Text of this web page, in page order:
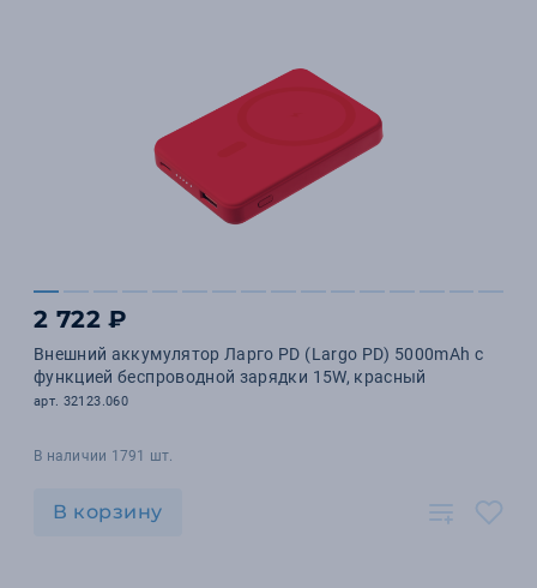
2 722 ₽
Внешний аккумулятор Ларго PD (Largo PD) 5000mAh с
функцией беспроводной зарядки 15W, красный
арт. 32123.060
В наличии 1791 шт.
В корзину